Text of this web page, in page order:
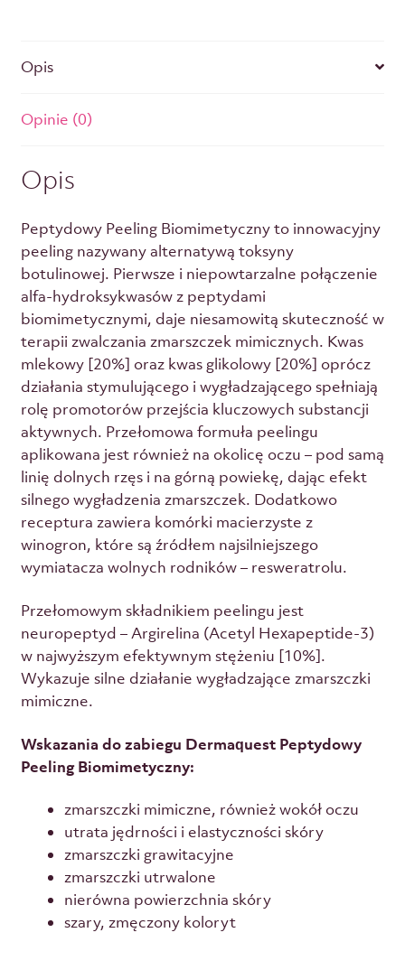
Opis
Opinie (0)
Opis
Peptydowy Peeling Biomimetyczny to innowacyjny
peeling nazywany alternatywą toksyny
botulinowej. Pierwsze i niepowtarzalne połączenie
alfa-hydroksykwasów z peptydami
biomimetycznymi, daje niesamowitą skuteczność w
terapii zwalczania zmarszczek mimicznych. Kwas
mlekowy [20%] oraz kwas glikolowy [20%] oprócz
działania stymulującego i wygładzającego spełniają
rolę promotorów przejścia kluczowych substancji
aktywnych. Przełomowa formuła peelingu
aplikowana jest również na okolicę oczu – pod samą
linię dolnych rzęs i na górną powiekę, dając efekt
silnego wygładzenia zmarszczek. Dodatkowo
receptura zawiera komórki macierzyste z
winogron, które są źródłem najsilniejszego
wymiatacza wolnych rodników – resweratrolu.
Przełomowym składnikiem peelingu jest
neuropeptyd – Argirelina (Acetyl Hexapeptide-3)
w najwyższym efektywnym stężeniu [10%].
Wykazuje silne działanie wygładzające zmarszczki
mimiczne.
Wskazania do zabiegu Dermaquest Peptydowy
Peeling Biomimetyczny:
zmarszczki mimiczne, również wokół oczu
utrata jędrności i elastyczności skóry
zmarszczki grawitacyjne
zmarszczki utrwalone
nierówna powierzchnia skóry
szary, zmęczony koloryt